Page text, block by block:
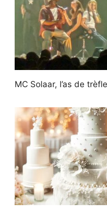
MC Solaar, l’as de